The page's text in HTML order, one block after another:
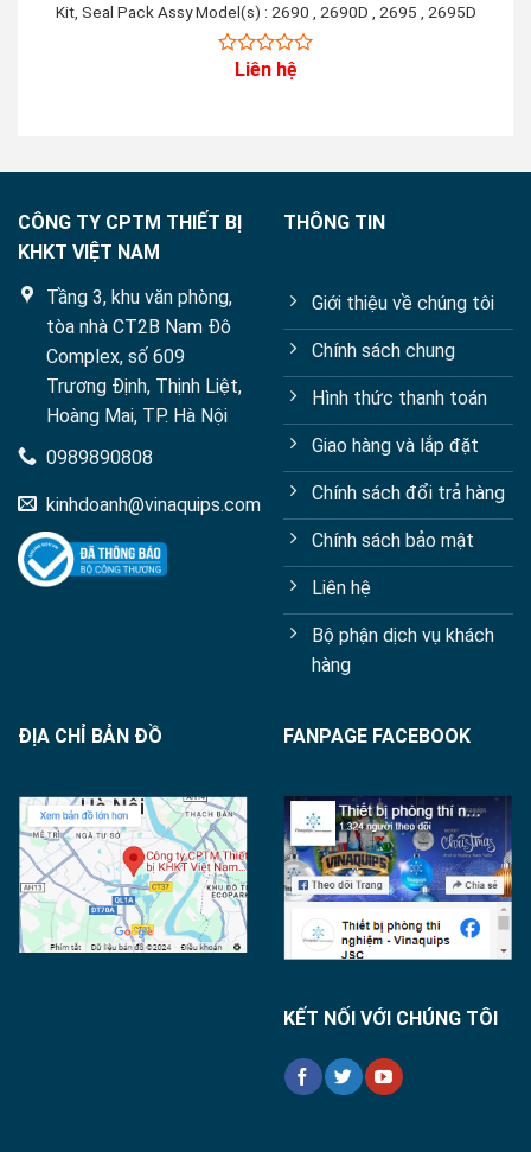
Kit, Seal Pack Assy Model(s) : 2690 , 2690D , 2695 , 2695D
Liên hệ
CÔNG TY CPTM THIẾT BỊ
KHKT VIỆT NAM
Tầng 3, khu văn phòng,
tòa nhà CT2B Nam Đô
Complex, số 609
Trương Định, Thịnh Liệt,
Hoàng Mai, TP. Hà Nội
0989890808
kinhdoanh@vinaquips.com
THÔNG TIN
Giới thiệu về chúng tôi
Chính sách chung
Hình thức thanh toán
Giao hàng và lắp đặt
Chính sách đổi trả hàng
Chính sách bảo mật
Liên hệ
Bộ phận dịch vụ khách
hàng
ĐỊA CHỈ BẢN ĐỒ FANPAGE FACEBOOK
KẾT NỐI VỚI CHÚNG TÔI